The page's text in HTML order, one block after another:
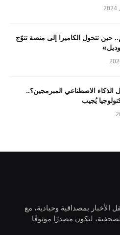
حين تتحول الكاميرا إلى منصة تتوّج
الذكاء الاصطناعي المبرمجين؟..
يُجيب
بمصداقية وحيادية، مع
لنكون مصدرًا موثوقًا